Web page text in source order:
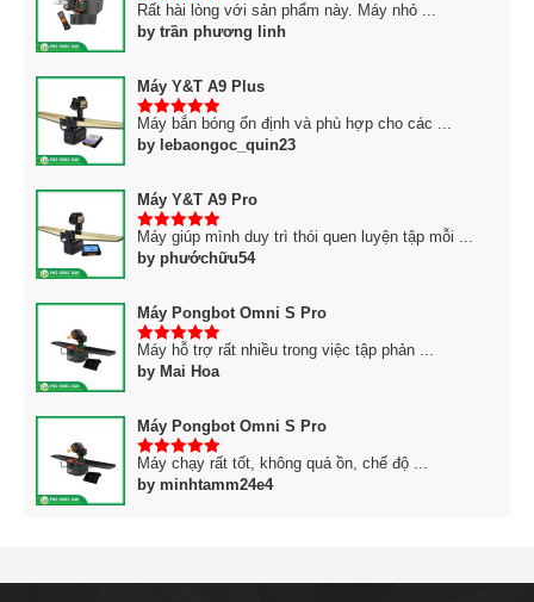
5trên 5
Rất hài lòng với sản phẩm này. Máy nhỏ ...
by trần phương linh
Máy Y&T A9 Plus
5trên 5
Máy bắn bóng ổn định và phù hợp cho các ...
by lebaongoc_quin23
Máy Y&T A9 Pro
5trên 5
Máy giúp mình duy trì thói quen luyện tập mỗi ...
by phướchữu54
Máy Pongbot Omni S Pro
5trên 5
Máy hỗ trợ rất nhiều trong việc tập phản ...
by Mai Hoa
Máy Pongbot Omni S Pro
5trên 5
Máy chạy rất tốt, không quá ồn, chế độ ...
by minhtamm24e4